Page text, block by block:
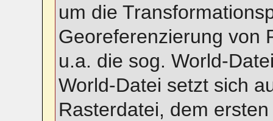
um die
Georeferenzierung von
u.a. die sog. World-
World-Datei setzt sich
Rasterdatei, dem